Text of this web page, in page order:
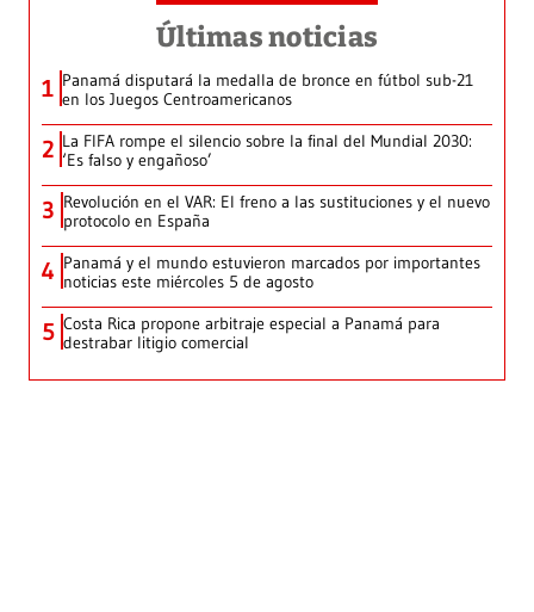
Últimas noticias
1 Panamá disputará la medalla de bronce en fútbol sub-21
en los Juegos Centroamericanos
2 La FIFA rompe el silencio sobre la final del Mundial 2030:
‘Es falso y engañoso’
3 Revolución en el VAR: El freno a las sustituciones y el nuevo
protocolo en España
4 Panamá y el mundo estuvieron marcados por importantes
noticias este miércoles 5 de agosto
5 Costa Rica propone arbitraje especial a Panamá para
destrabar litigio comercial